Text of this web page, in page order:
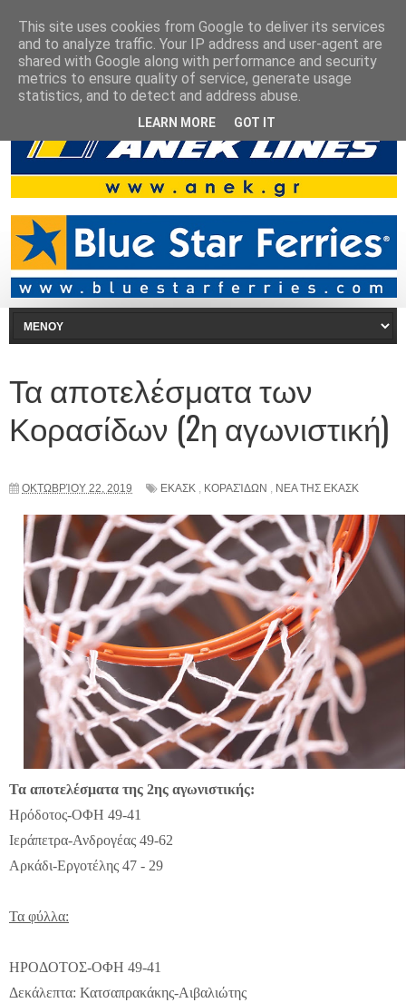
Τα αποτελέσματα των
Κορασίδων (2η αγωνιστική)
ΟΚΤΩΒΡΊΟΥ 22, 2019 ΕΚΑΣΚ , ΚΟΡΑΣΊΔΩΝ , ΝΕΑ ΤΗΣ ΕΚΑΣΚ
Τα αποτελέσματα της 2ης αγωνιστικής:
Ηρόδοτος-ΟΦΗ 49-41
Ιεράπετρα-Ανδρογέας 49-62
Αρκάδι-Εργοτέλης 47 - 29
Τα φύλλα:
ΗΡΟΔΟΤΟΣ-ΟΦΗ 49-41
Δεκάλεπτα: Κατσαπρακάκης-Αιβαλιώτης
This site uses cookies from Google to deliver its services
and to analyze traffic. Your IP address and user-agent are
shared with Google along with performance and security
metrics to ensure quality of service, generate usage
statistics, and to detect and address abuse.
LEARN MORE GOT IT